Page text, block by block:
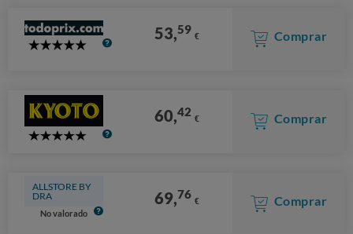
5
53,59 € Comprar
5
60,42 € Comprar
ALLSTORE BY
DRA
No valorado
69,76 € Comprar